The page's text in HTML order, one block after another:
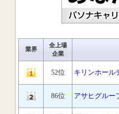
業界
全上場
企業
52位 キリンホール
86位 アサヒグルー